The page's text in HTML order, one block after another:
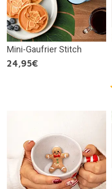
Mini-Gaufrier Stitch
24,95€